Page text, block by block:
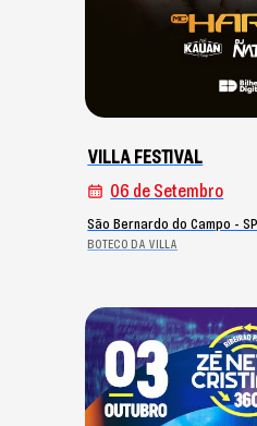
VILLA FESTIVAL
06 de Setembro
São Bernardo do Campo - SP
BOTECO DA VILLA